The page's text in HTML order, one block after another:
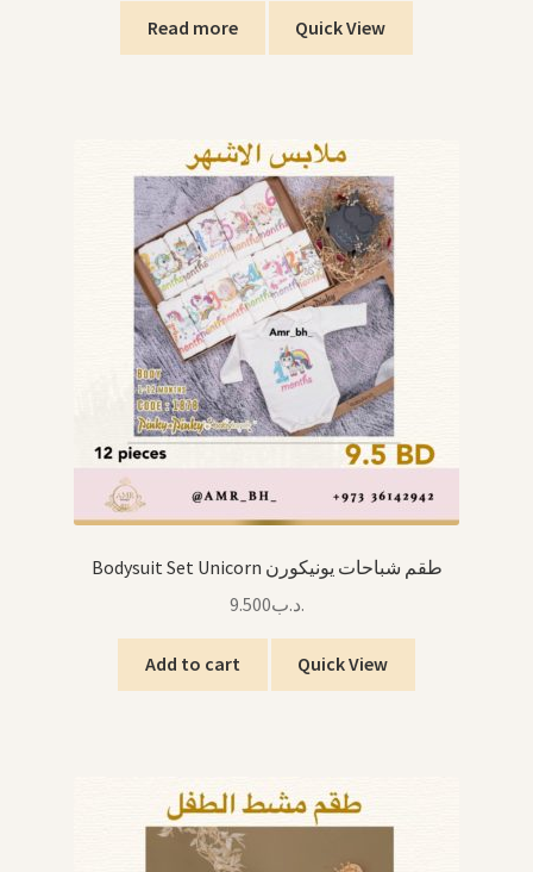
Read more Quick View
Bodysuit Set Unicorn طقم شباحات يونيكورن
.د.ب9.500
Add to cart Quick View